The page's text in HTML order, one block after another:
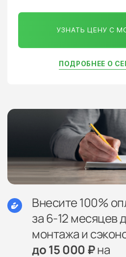
УЗНАТЬ ЦЕНУ С
ПОДРОБНЕЕ О
Внесите 100%
за 6-12 месяцев
монтажа и
до 15 000 ₽на